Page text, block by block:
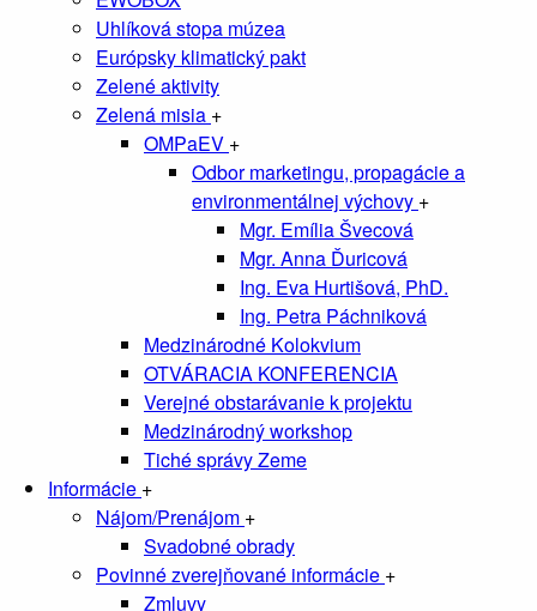
Uhlíková stopa múzea
Európsky klimatický pakt
Zelené aktivity
Zelená misia +
OMPaEV +
Odbor marketingu, propagácie a
environmentálnej výchovy +
Mgr. Emília Švecová
Mgr. Anna Ďuricová
Ing. Eva Hurtišová, PhD.
Ing. Petra Páchniková
Medzinárodné Kolokvium
OTVÁRACIA KONFERENCIA
Verejné obstarávanie k projektu
Medzinárodný workshop
Tiché správy Zeme
Informácie +
Nájom/Prenájom +
Svadobné obrady
Povinné zverejňované informácie +
Zmluvy